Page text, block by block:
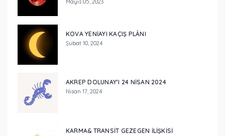
KOVA YENİAYI KAÇIŞ PLÂNI
Şubat 10, 2024
AKREP DOLUNAY’I 24 NISAN 2024
Nisan 17, 2024
KARMA& TRANSIT GEZEGEN ILIŞKISI